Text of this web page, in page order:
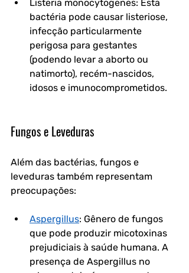
Listeria monocytogenes: Esta
bactéria pode causar listeriose,
infecção particularmente
perigosa para gestantes
(podendo levar a aborto ou
natimorto), recém-nascidos,
idosos e imunocomprometidos.
Fungos e Leveduras
Além das bactérias, fungos e
leveduras também representam
preocupações:
Aspergillus: Gênero de fungos
que pode produzir micotoxinas
prejudiciais à saúde humana. A
presença de Aspergillus no